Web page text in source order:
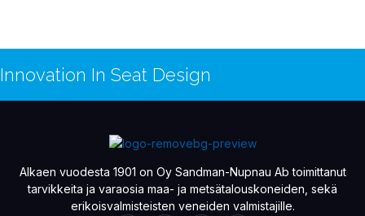
Innovation In Seat Design
Alkaen vuodesta 1901 on Oy Sandman-Nupnau Ab toimittanut
tarvikkeita ja varaosia maa- ja metsätalouskoneiden, sekä
erikoisvalmisteisten veneiden valmistajille.